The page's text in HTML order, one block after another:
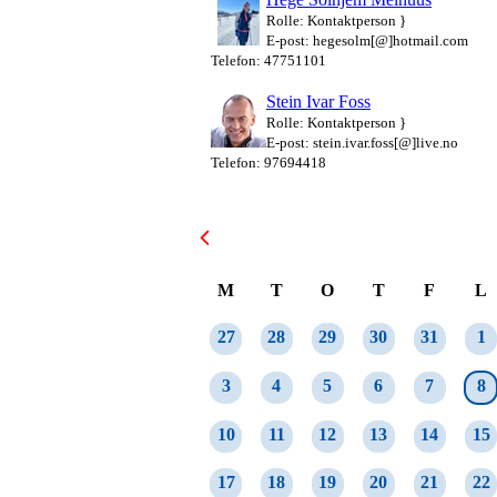
Rolle: Kontaktperson }
E-post: hegesolm[@]hotmail.com
Telefon: 47751101
Stein Ivar Foss
Rolle: Kontaktperson }
E-post: stein.ivar.foss[@]live.no
Telefon: 97694418
M T O T F L
27 28 29 30 31 1
3 4 5 6 7 8
10 11 12 13 14 15
17 18 19 20 21 22